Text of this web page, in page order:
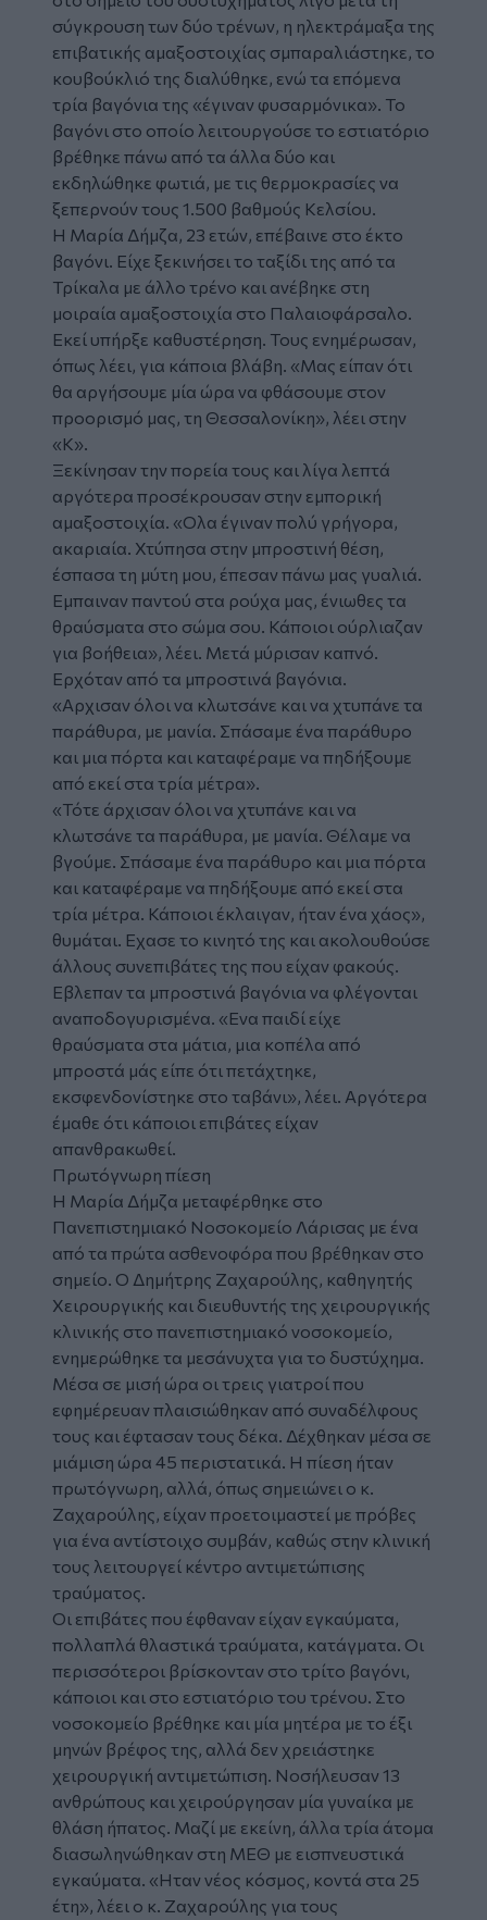
σύγκρουση των δύο τρένων, η ηλεκτράμαξα της
επιβατικής αμαξοστοιχίας σμπαραλιάστηκε, το
κουβούκλιό της διαλύθηκε, ενώ τα επόμενα
τρία βαγόνια της «έγιναν φυσαρμόνικα». Το
βαγόνι στο οποίο λειτουργούσε το εστιατόριο
βρέθηκε πάνω από τα άλλα δύο και
εκδηλώθηκε φωτιά, με τις θερμοκρασίες να
ξεπερνούν τους 1.500 βαθμούς Κελσίου.
Η Μαρία Δήμζα, 23 ετών, επέβαινε στο έκτο
βαγόνι. Είχε ξεκινήσει το ταξίδι της από τα
Τρίκαλα με άλλο τρένο και ανέβηκε στη
μοιραία αμαξοστοιχία στο Παλαιοφάρσαλο.
Εκεί υπήρξε καθυστέρηση. Τους ενημέρωσαν,
όπως λέει, για κάποια βλάβη. «Μας είπαν ότι
θα αργήσουμε μία ώρα να φθάσουμε στον
προορισμό μας, τη Θεσσαλονίκη», λέει στην
«Κ».
Ξεκίνησαν την πορεία τους και λίγα λεπτά
αργότερα προσέκρουσαν στην εμπορική
αμαξοστοιχία. «Ολα έγιναν πολύ γρήγορα,
ακαριαία. Χτύπησα στην μπροστινή θέση,
έσπασα τη μύτη μου, έπεσαν πάνω μας γυαλιά.
Εμπαιναν παντού στα ρούχα μας, ένιωθες τα
θραύσματα στο σώμα σου. Κάποιοι ούρλιαζαν
για βοήθεια», λέει. Μετά μύρισαν καπνό.
Ερχόταν από τα μπροστινά βαγόνια.
«Αρχισαν όλοι να κλωτσάνε και να χτυπάνε τα
παράθυρα, με μανία. Σπάσαμε ένα παράθυρο
και μια πόρτα και καταφέραμε να πηδήξουμε
από εκεί στα τρία μέτρα».
«Τότε άρχισαν όλοι να χτυπάνε και να
κλωτσάνε τα παράθυρα, με μανία. Θέλαμε να
βγούμε. Σπάσαμε ένα παράθυρο και μια πόρτα
και καταφέραμε να πηδήξουμε από εκεί στα
τρία μέτρα. Κάποιοι έκλαιγαν, ήταν ένα χάος»,
θυμάται. Εχασε το κινητό της και ακολουθούσε
άλλους συνεπιβάτες της που είχαν φακούς.
Εβλεπαν τα μπροστινά βαγόνια να φλέγονται
αναποδογυρισμένα. «Ενα παιδί είχε
θραύσματα στα μάτια, μια κοπέλα από
μπροστά μάς είπε ότι πετάχτηκε,
εκσφενδονίστηκε στο ταβάνι», λέει. Αργότερα
έμαθε ότι κάποιοι επιβάτες είχαν
απανθρακωθεί.
Πρωτόγνωρη πίεση
Η Μαρία Δήμζα μεταφέρθηκε στο
Πανεπιστημιακό Νοσοκομείο Λάρισας με ένα
από τα πρώτα ασθενοφόρα που βρέθηκαν στο
σημείο. Ο Δημήτρης Ζαχαρούλης, καθηγητής
Χειρουργικής και διευθυντής της χειρουργικής
κλινικής στο πανεπιστημιακό νοσοκομείο,
ενημερώθηκε τα μεσάνυχτα για το δυστύχημα.
Μέσα σε μισή ώρα οι τρεις γιατροί που
εφημέρευαν πλαισιώθηκαν από συναδέλφους
τους και έφτασαν τους δέκα. Δέχθηκαν μέσα σε
μιάμιση ώρα 45 περιστατικά. Η πίεση ήταν
πρωτόγνωρη, αλλά, όπως σημειώνει ο κ.
Ζαχαρούλης, είχαν προετοιμαστεί με πρόβες
για ένα αντίστοιχο συμβάν, καθώς στην κλινική
τους λειτουργεί κέντρο αντιμετώπισης
τραύματος.
Οι επιβάτες που έφθαναν είχαν εγκαύματα,
πολλαπλά θλαστικά τραύματα, κατάγματα. Οι
περισσότεροι βρίσκονταν στο τρίτο βαγόνι,
κάποιοι και στο εστιατόριο του τρένου. Στο
νοσοκομείο βρέθηκε και μία μητέρα με το έξι
μηνών βρέφος της, αλλά δεν χρειάστηκε
χειρουργική αντιμετώπιση. Νοσήλευσαν 13
ανθρώπους και χειρούργησαν μία γυναίκα με
θλάση ήπατος. Μαζί με εκείνη, άλλα τρία άτομα
διασωληνώθηκαν στη ΜΕΘ με εισπνευστικά
εγκαύματα. «Ηταν νέος κόσμος, κοντά στα 25
έτη», λέει ο κ. Ζαχαρούλης για τους